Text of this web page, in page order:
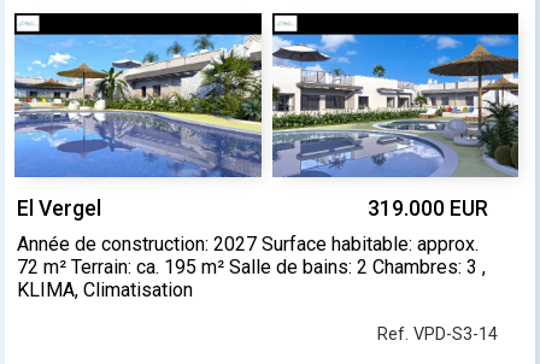
El Vergel 319.000 EUR
Année de construction: 2027 Surface habitable: approx.
72 m² Terrain: ca. 195 m² Salle de bains: 2 Chambres: 3 ,
KLIMA, Climatisation
Ref. VPD-S3-14